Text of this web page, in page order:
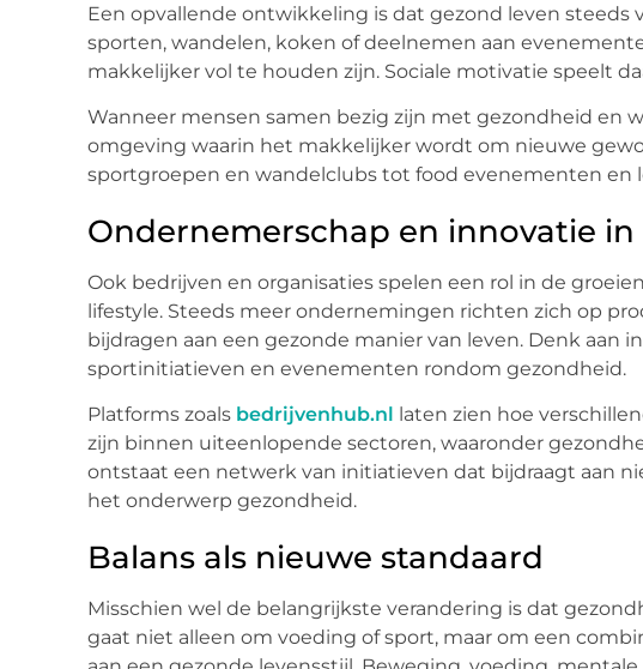
Een opvallende ontwikkeling is dat gezond leven steeds
sporten, wandelen, koken of deelnemen aan
makkelijker vol te houden zijn. Sociale motivatie speelt
Wanneer mensen samen bezig zijn met gezondheid en
omgeving waarin het makkelijker wordt om nieuwe
sportgroepen en wandelclubs tot food evenementen en
Ondernemerschap en innovatie
Ook bedrijven en organisaties spelen een rol in de
lifestyle. Steeds meer ondernemingen richten zich op
bijdragen aan een gezonde manier van leven. Denk aan
sportinitiatieven en evenementen rondom gezondheid.
Platforms zoals bedrijvenhub.nl laten zien hoe
zijn binnen uiteenlopende sectoren, waaronder
ontstaat een netwerk van initiatieven dat bijdraagt aan
het onderwerp gezondheid.
Balans als nieuwe standaard
Misschien wel de belangrijkste verandering is dat
gaat niet alleen om voeding of sport, maar om een